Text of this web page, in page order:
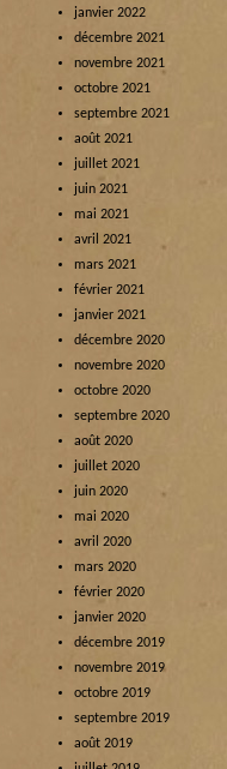
janvier 2022
décembre 2021
novembre 2021
octobre 2021
septembre 2021
août 2021
juillet 2021
juin 2021
mai 2021
avril 2021
mars 2021
février 2021
janvier 2021
décembre 2020
novembre 2020
octobre 2020
septembre 2020
août 2020
juillet 2020
juin 2020
mai 2020
avril 2020
mars 2020
février 2020
janvier 2020
décembre 2019
novembre 2019
octobre 2019
septembre 2019
août 2019